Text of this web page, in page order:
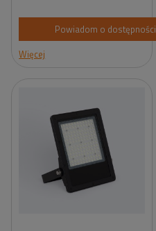
Powiadom o dostępności
Więcej